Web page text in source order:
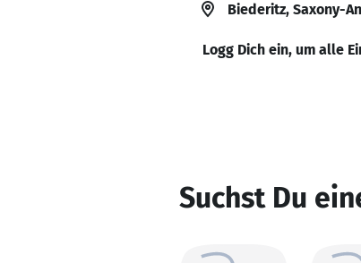
Biederitz, Saxony-
Logg Dich ein, um alle
Suchst Du